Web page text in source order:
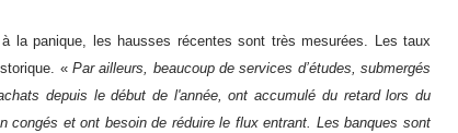
la panique, les hausses récentes sont très mesurées. Les taux
« Par ailleurs, beaucoup de services d’études, submergés
depuis le début de l'année, ont accumulé du retard lors du
congés et ont besoin de réduire le flux entrant. Les banques sont